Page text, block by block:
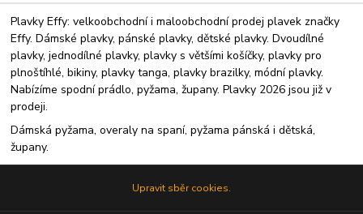
Plavky Effy: velkoobchodní i maloobchodní prodej plavek značky
Effy. Dámské plavky, pánské plavky, dětské plavky. Dvoudílné
plavky, jednodílné plavky, plavky s většími košíčky, plavky pro
plnoštíhlé, bikiny, plavky tanga, plavky brazilky, módní plavky.
Nabízíme spodní prádlo, pyžama, župany. Plavky 2026 jsou již v
prodeji.
Dámská pyžama, overaly na spaní, pyžama pánská i dětská,
župany.
Upravit sběr cookies.